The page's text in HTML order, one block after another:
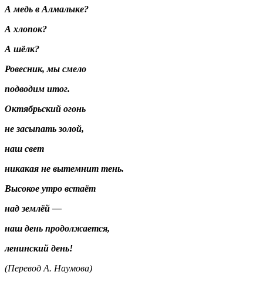
А медь в Алмалыке?
А хлопок?
А шёлк?
Ровесник, мы смело
подводим итог.
Октябрьский огонь
не засыпать золой,
наш свет
никакая не вытемнит тень.
Высокое утро встаёт
над землёй —
наш день продолжается,
ленинский день!
(Перевод А. Наумова)